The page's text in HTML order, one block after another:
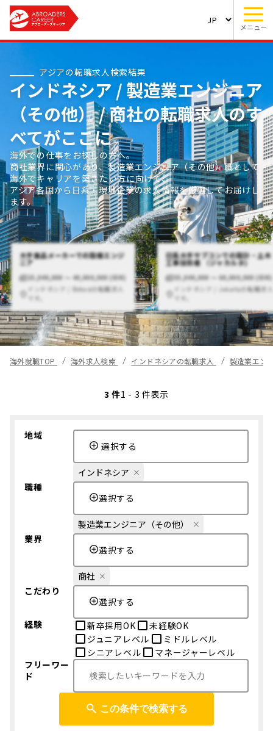
メニュー
アジアの転職求人検索結果
インドネシア / 製造業エンジニア
（その他） / 商社の転職求人のす
べてがここに
海外での仕事をお探しの方へ。
商社業界に関心があり、製造業エンジニア（その他）職として
海外でキャリアを築きたい方に向けて、
アジア各国から日系・現地企業の求人情報を厳選してお届けし
ます。
大手食品メーカーでの設備エンジ
ニア
25,000,000 〜 40,000,000 (IDR)
インドネシア / Bekasiの転職求人
です。
日系大手サブコンでの設計・土木
工事技術者 （ジャカルタ)
35,000,000 〜 60,000,000 (IDR)
インドネシア / Jakartaの転職求人
です。
海外就職TOP 海外求人検索 インドネシアの転職求人 製造業エン
3 件1 - 3 件表示
地域
選択する
インドネシア
職種
選択する
製造業エンジニア（その他）
業界
選択する
商社
こだわり
選択する
経験
新卒採用OK
未経験OK
ジュニアレベル
ミドルレベル
シニアレベル
マネージャーレベル
フリーワー
ド
この条件で検索する